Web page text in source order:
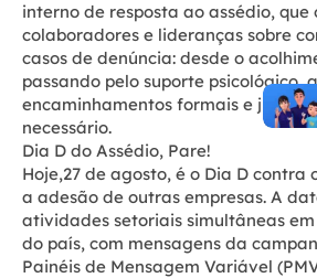
interno de resposta ao assédio, que
colaboradores e lideranças sobre
casos de denúncia: desde o
passando pelo suporte psicológico,
encaminhamentos formais e
necessário.
Dia D do Assédio, Pare!
Hoje,27 de agosto, é o Dia D contra
a adesão de outras empresas. A
atividades setoriais simultâneas
do país, com mensagens da
Painéis de Mensagem Variável